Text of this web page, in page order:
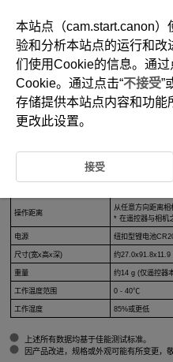
D151-031
规格
类型 无线遥控器
操作距离
从任意方向距离相
* 在遥控器与相机
电源 纽扣型锂电池
尺寸(宽x高x深) 约27.0x91.8x11.9
重量 约14 g (仅遥控器
工作温度范围 0 - 40℃
工作湿度 85%或更低
上述所有数据均基于佳能测试标准。
因产品改进，规格或外观可能有所变更，
本站点（cam.start.canon
验和分析本站点的运行和改
们使用Cookie的信息。通过
Cookie。通过点击“不接受”
存储提供本站点内容和功
更改此设置。
接受